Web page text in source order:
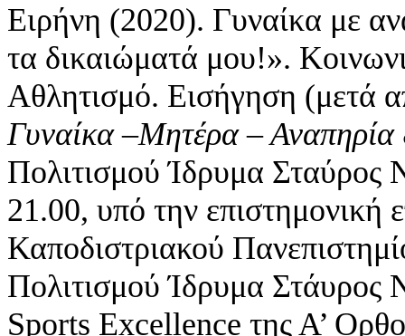
Ειρήνη (2020). Γυναίκα με
τα δικαιώματά μου!».
Aθλητισμό. Εισήγηση (μετά
Γυναίκα –Μητέρα – Αναπηρία
Πολιτισμού Ίδρυμα Σταύρος
21.00, υπό την επιστημονική
Καποδιστριακού
Πολιτισμού Ίδρυμα Στάυρος
Sports Excellence της Α’